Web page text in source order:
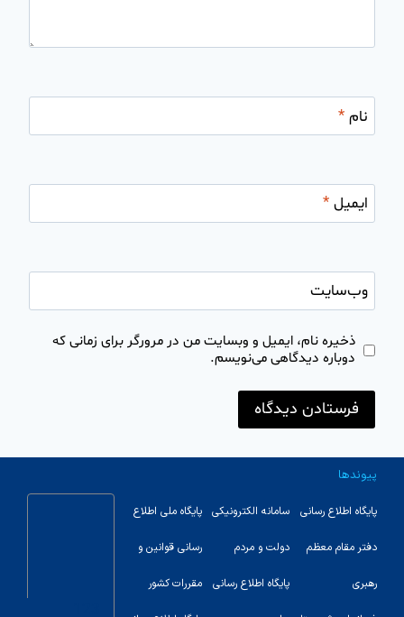
نام*
ایمیل*
وب‌سایت
ذخیره نام، ایمیل و وبسایت من در مرورگر برای زمانی که
دوباره دیدگاهی می‌نویسم.
پیوندها
پایگاه اطلاع رسانی
دفتر مقام معظم
رهبری
سامانه الکترونیکی
دولت و مردم
پایگاه اطلاع رسانی
پایگاه ملی اطلاع
رسانی قوانین و
مقررات کشور